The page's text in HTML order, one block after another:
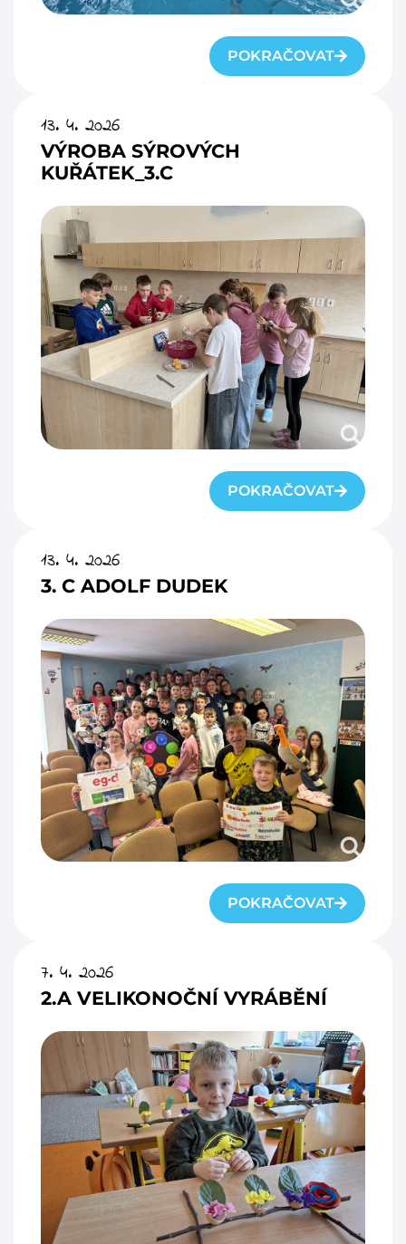
POKRAČOVAT
13. 4. 2026
VÝROBA SÝROVÝCH
KUŘÁTEK_3.C
POKRAČOVAT
13. 4. 2026
3. C ADOLF DUDEK
POKRAČOVAT
7. 4. 2026
2.A VELIKONOČNÍ VYRÁBĚNÍ